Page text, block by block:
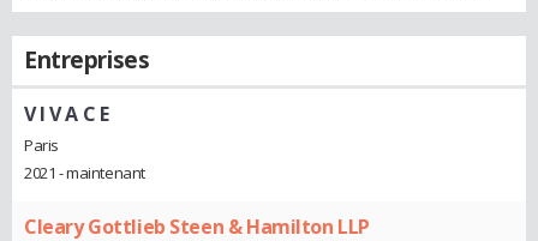
Entreprises
V I V A C E
Paris
2021 - maintenant
Cleary Gottlieb Steen & Hamilton LLP